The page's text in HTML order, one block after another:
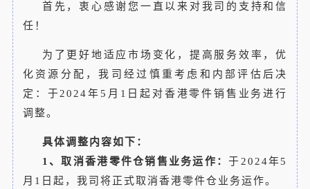
首先，衷心感谢您一直以来对我司的支持和信
任！
为了更好地适应市场变化，提高服务效率，优
化资源分配，我司经过慎重考虑和内部评估后决
定：于2024年5月1日起对香港零件销售业务进行
调整。
具体调整内容如下：
1、取消香港零件仓销售业务运作：于2024年5
月1日起，我司将正式取消香港零件仓业务运作。